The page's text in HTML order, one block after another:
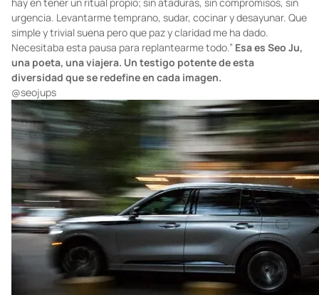
hay en tener un ritual propio; sin ataduras, sin compromisos, sin
urgencia. Levantarme temprano, sudar, cocinar y desayunar. Que
simple y trivial suena pero que paz y claridad me ha dado.
Necesitaba esta pausa para replantearme todo.” Esa es Seo Ju,
una poeta, una viajera. Un testigo potente de esta
diversidad que se redefine en cada imagen.
@seojups